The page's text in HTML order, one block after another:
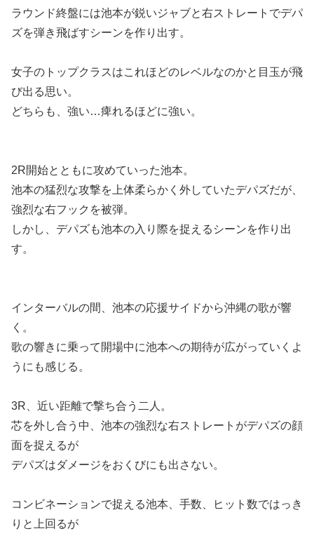
ラウンド終盤には池本が鋭いジャブと右ストレートでデパ
ズを弾き飛ばすシーンを作り出す。
女子のトップクラスはこれほどのレベルなのかと目玉が飛
び出る思い。
どちらも、強い…痺れるほどに強い。
2R開始とともに攻めていった池本。
池本の猛烈な攻撃を上体柔らかく外していたデパズだが、
強烈な右フックを被弾。
しかし、デパズも池本の入り際を捉えるシーンを作り出
す。
インターバルの間、池本の応援サイドから沖縄の歌が響
く。
歌の響きに乗って開場中に池本への期待が広がっていくよ
うにも感じる。
3R、近い距離で撃ち合う二人。
芯を外し合う中、池本の強烈な右ストレートがデパズの顔
面を捉えるが
デパズはダメージをおくびにも出さない。
コンビネーションで捉える池本、手数、ヒット数ではっき
りと上回るが